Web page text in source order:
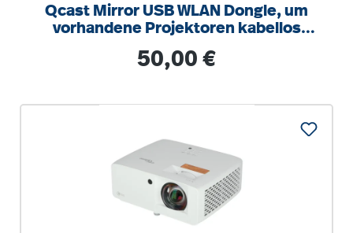
Qcast Mirror USB WLAN Dongle, um
vorhandene Projektoren kabellos
Regulärer Preis:
50,00 €